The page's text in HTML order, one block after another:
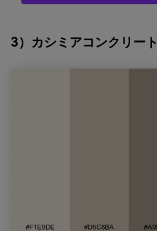
3）カシミアコンクリート